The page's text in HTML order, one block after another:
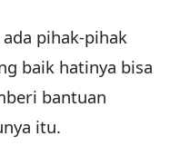
pihak-pihak
baik hatinya bisa
bantuan
itu.